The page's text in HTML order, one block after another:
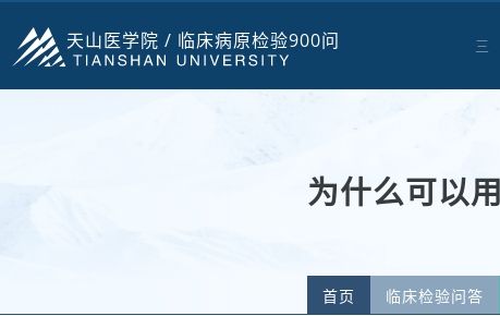
天山医学院 / 临床病原检验900问 三
为什么可以
首页 临床检验问答